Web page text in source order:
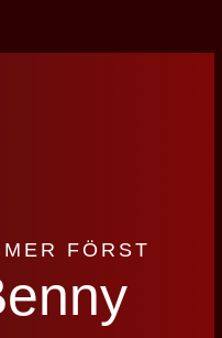
FÖRST